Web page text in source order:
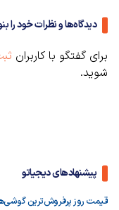
دیدگاه‌ها و نظرات خود را
برای گفتگو با کاربران
شوید.
پیشنهادهای دیجیاتو
قیمت روز پرفروش‌ترین گوشی‌های بازار